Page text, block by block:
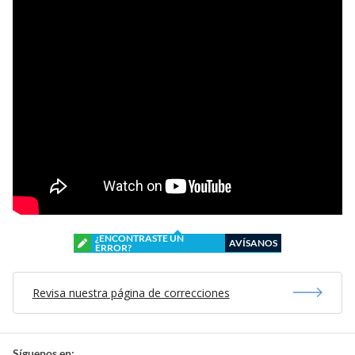
¿ENCONTRASTE UN
ERROR?
AVÍSANOS
Revisa nuestra página de correcciones